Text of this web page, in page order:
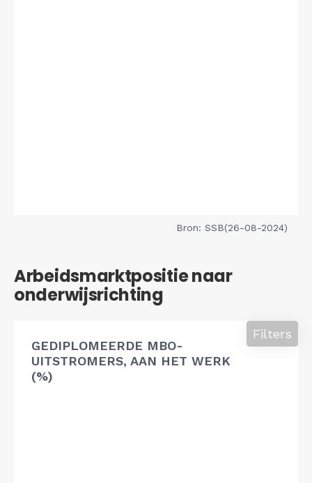
Bron: SSB(26-08-2024)
Arbeidsmarktpositie naar
onderwijsrichting
GEDIPLOMEERDE MBO-
UITSTROMERS, AAN HET WERK
(%)
Filters